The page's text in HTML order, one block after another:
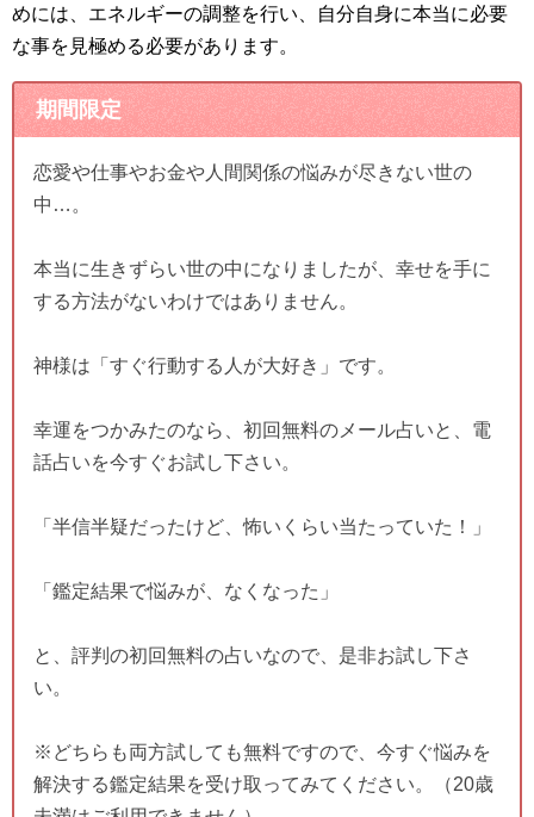
めには、エネルギーの調整を行い、自分自身に本当に必要
な事を見極める必要があります。
期間限定
恋愛や仕事やお金や人間関係の悩みが尽きない世の
中…。
本当に生きずらい世の中になりましたが、幸せを手に
する方法がないわけではありません。
神様は「すぐ行動する人が大好き」です。
幸運をつかみたのなら、初回無料のメール占いと、電
話占いを今すぐお試し下さい。
「半信半疑だったけど、怖いくらい当たっていた！」
「鑑定結果で悩みが、なくなった」
と、評判の初回無料の占いなので、是非お試し下さ
い。
※どちらも両方試しても無料ですので、今すぐ悩みを
解決する鑑定結果を受け取ってみてください。（20歳